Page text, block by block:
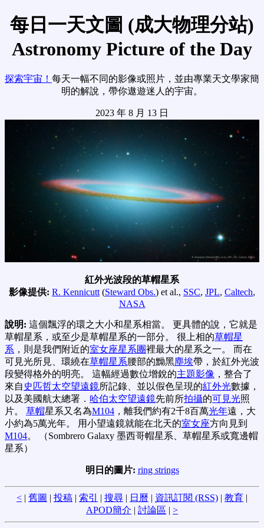
每日一天文圖 (成大物理分站)
Astronomy Picture of the Day
探索宇宙！ 每天一幅不同的影像或照片，並由專業天文學家簡
明的解說，帶你遨遊迷人的宇宙。
2023 年 8 月 13 日
紅外光波段的草帽星系
影像提供: R. Kennicutt (Steward Obs.) et al., SSC, JPL, Caltech,
NASA
說明: 這個飄浮的環之大小和星系相當。 更具體的說，它就是
草帽星系，或至少是草帽星系的一部分。 很上相的草帽星
系 ，則是我們附近的室女座星系團裡最大的星系之一。 而在
可見光所見、環繞在草帽星系腰部的黝黑塵埃帶，於紅外光波
段變得格外的明亮。 這幅經過數位增銳的主題影像 ，整合了
來自 史匹哲太空望遠鏡所記錄、並以假色呈現的紅外光數據，
以及美國航太總署． 哈伯太空望遠鏡先前所拍攝的可見光照
片。 草帽星系又名為M104 ，離我們約有2千8百萬光年遠，大
小約為5萬光年。 用小望遠鏡就能在北天的室女座方向見到
M104。 （Sombrero Galaxy 墨西哥帽星系、草帽星系或寬邊帽
星系）
明日的圖片: ring strings
< | 舊圖 | 投稿 | 索引 | 搜尋 | 日曆 | 資訊訂閱 (RSS) | 教育 |
APOD簡介 | 討論區 | >